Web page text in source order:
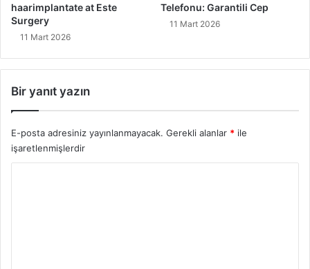
n
D
a
n
o
s
t
haarimplantate at Este
Surgery
11 Mart 2026
Telefonu: Garantili Cep
11 Mart 2026
Bir yanıt yazın
E-posta adresiniz yayınlanmayacak. Gerekli alanlar * ile
işaretlenmişlerdir